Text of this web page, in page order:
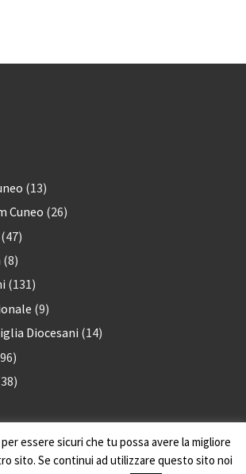
(13)
Cuneo (26)
(47)
(8)
(131)
(9)
Diocesani (14)
familiari della provincia di Cuneo
Cuneo - CF: 96076270048
essere sicuri che tu possa avere la migliore
sito. Se continui ad utilizzare questo sito noi